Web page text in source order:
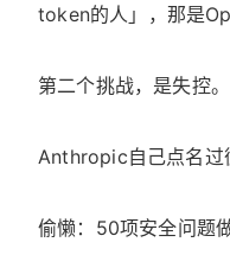
token的人」，那是
第二个挑战，是失控。
Anthropic自己点名过
偷懒：50项安全问题